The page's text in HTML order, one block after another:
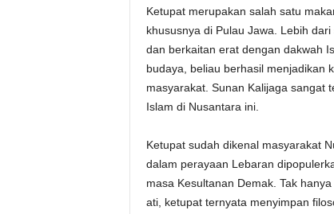
Ketupat merupakan salah satu
khususnya di Pulau Jawa. Lebih
dan berkaitan erat dengan dakwah
budaya, beliau berhasil menjadikan
masyarakat. Sunan Kalijaga sangat
Islam di Nusantara ini.
Ketupat sudah dikenal masyarakat
dalam perayaan Lebaran
masa Kesultanan Demak. Tak
ati, ketupat ternyata menyimpan